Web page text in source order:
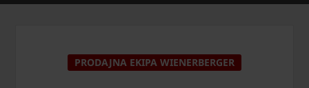
PRODAJNA EKIPA WIENERBERGER